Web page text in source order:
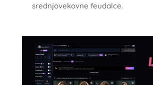
srednjovekovne feudalce.